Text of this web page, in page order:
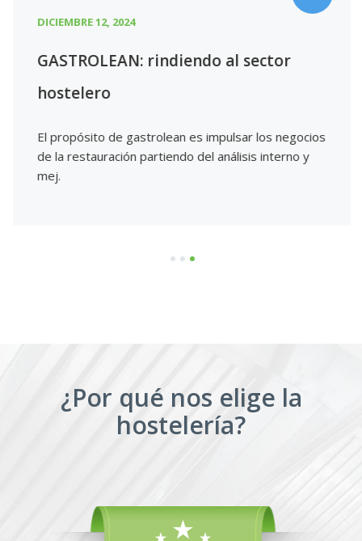
DICIEMBRE 12, 2024
GASTROLEAN: rindiendo al sector
hostelero
El propósito de gastrolean es impulsar los negocios
de la restauración partiendo del análisis interno y
mej.
1 2 3
¿Por qué nos elige la
hostelería?